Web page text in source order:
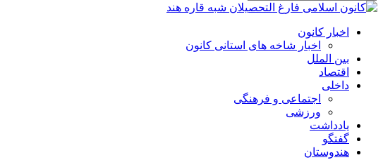
اخبار کانون
اخبار شاخه های استانی کانون
بین الملل
اقتصاد
داخلی
اجتماعی و فرهنگی
ورزشی
یادداشت
گفتگو
هندوستان